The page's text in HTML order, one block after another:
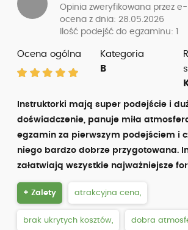
Opinia zweryfikowana przez e-
ocena z dnia: 28.05.2026
Ilość podejść do egzaminu: 1
Ocena ogólna
Kategoria
B
Instruktorki mają super podejście i
doświadczenie, panuje miła
egzamin za pierwszym podejściem i
niego bardzo dobrze przygotowana.
załatwiają wszystkie najważniejsze
+ Zalety atrakcyjna cena,
brak ukrytych kosztów, dobra